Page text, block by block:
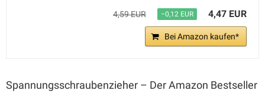
4,59 EUR −0,12 EUR 4,47 EUR
Bei Amazon kaufen*
Spannungsschraubenzieher – Der Amazon Bestseller